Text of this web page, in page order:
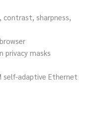
sharpness,
privacy masks
self-adaptive Ethernet